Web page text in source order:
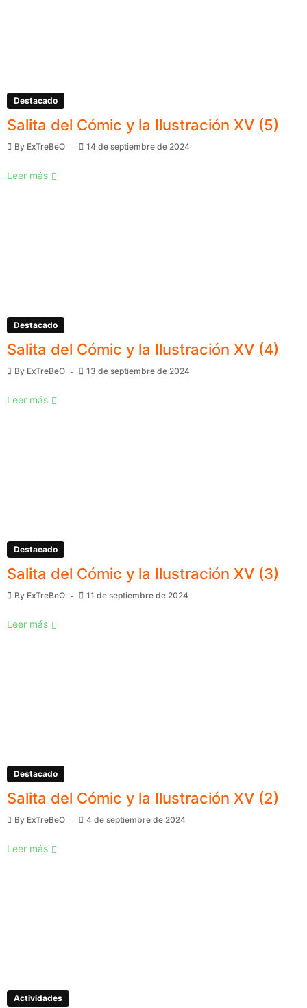
Destacado
Salita del Cómic y la Ilustración XV (5)
By ExTreBeO 14 de septiembre de 2024
Leer más
Destacado
Salita del Cómic y la Ilustración XV (4)
By ExTreBeO 13 de septiembre de 2024
Leer más
Destacado
Salita del Cómic y la Ilustración XV (3)
By ExTreBeO 11 de septiembre de 2024
Leer más
Destacado
Salita del Cómic y la Ilustración XV (2)
By ExTreBeO 4 de septiembre de 2024
Leer más
Actividades